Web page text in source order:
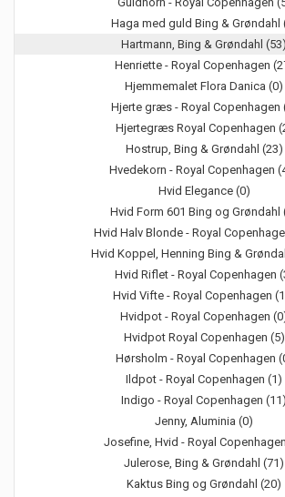
Haga med guld Bing & Grøndahl
Hartmann, Bing & Grøndahl (53)
Henriette - Royal Copenhagen
Hjemmemalet Flora Danica (0)
Hjerte græs - Royal Copenhagen
Hjertegræs Royal Copenhagen
Hostrup, Bing & Grøndahl (23)
Hvedekorn - Royal Copenhagen
Hvid Elegance (0)
Hvid Form 601 Bing og Grøndahl
Hvid Halv Blonde - Royal
Hvid Koppel, Henning Bing &
Hvid Riflet - Royal Copenhagen
Hvid Vifte - Royal Copenhagen
Hvidpot - Royal Copenhagen
Hvidpot Royal Copenhagen (5)
Hørsholm - Royal Copenhagen
Ildpot - Royal Copenhagen (1)
Indigo - Royal Copenhagen (11)
Jenny, Aluminia (0)
Josefine, Hvid - Royal
Julerose, Bing & Grøndahl (71)
Kaktus Bing og Grøndahl (20)